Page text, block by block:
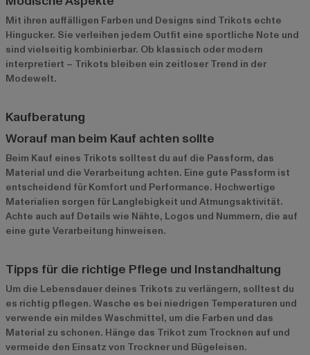
Mit ihren auffälligen Farben und Designs sind Trikots echte
Hingucker. Sie verleihen jedem Outfit eine sportliche Note und
sind vielseitig kombinierbar. Ob klassisch oder modern
interpretiert – Trikots bleiben ein zeitloser Trend in der
Modewelt.
Kaufberatung
Worauf man beim Kauf achten sollte
Beim Kauf eines Trikots solltest du auf die Passform, das
Material und die Verarbeitung achten. Eine gute Passform ist
entscheidend für Komfort und Performance. Hochwertige
Materialien sorgen für Langlebigkeit und Atmungsaktivität.
Achte auch auf Details wie Nähte, Logos und Nummern, die auf
eine gute Verarbeitung hinweisen.
Tipps für die richtige Pflege und Instandhaltung
Um die Lebensdauer deines Trikots zu verlängern, solltest du
es richtig pflegen. Wasche es bei niedrigen Temperaturen und
verwende ein mildes Waschmittel, um die Farben und das
Material zu schonen. Hänge das Trikot zum Trocknen auf und
vermeide den Einsatz von Trockner und Bügeleisen.